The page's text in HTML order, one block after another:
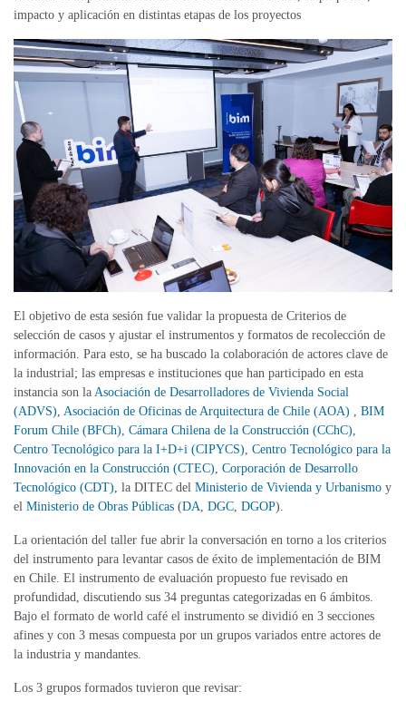
impacto y aplicación en distintas etapas de los proyectos
El objetivo de esta sesión fue validar la propuesta de Criterios de
selección de casos y ajustar el instrumentos y formatos de recolección de
información. Para esto, se ha buscado la colaboración de actores clave de
la industrial; las empresas e instituciones que han participado en esta
instancia son la Asociación de Desarrolladores de Vivienda Social
(ADVS) Asociación de Oficinas de Arquitectura de Chile (AOA)
BIM
Forum Chile (BFCh) Cámara Chilena de la Construcción (CChC)
Centro Tecnológico para la I+D+i (CIPYCS) Centro Tecnológico para la
Innovación en la Construcción (CTEC) Corporación de Desarrollo
Tecnológico (CDT) , la DITEC del Ministerio de Vivienda y Urbanismo y
el Ministerio de Obras Públicas (DA DGC DGOP).
La orientación del taller fue abrir la conversación en torno a los criterios
del instrumento para levantar casos de éxito de implementación de BIM
en Chile. El instrumento de evaluación propuesto fue revisado en
profundidad, discutiendo sus 34 preguntas categorizadas en 6 ámbitos.
Bajo el formato de world café el instrumento se dividió en 3 secciones
afines y con 3 mesas compuesta por un grupos variados entre actores de
la industria y mandantes.
Los 3 grupos formados tuvieron que revisar: